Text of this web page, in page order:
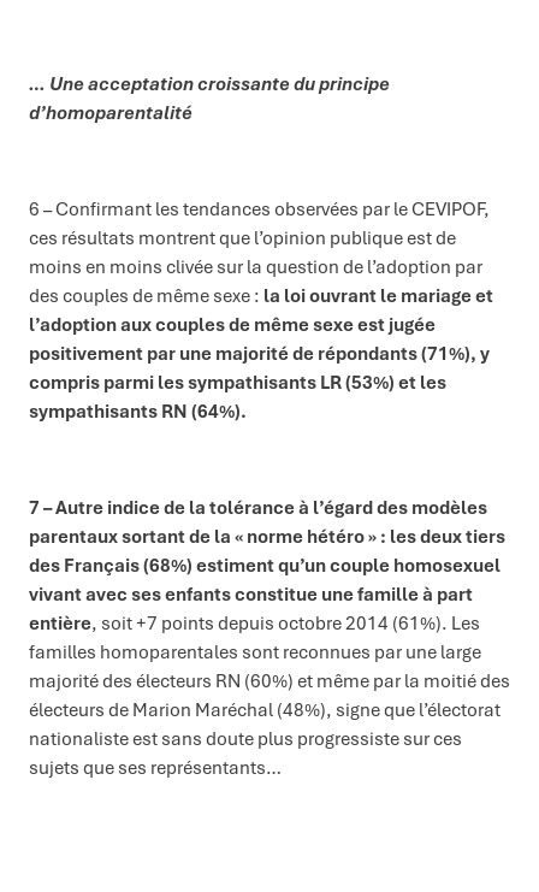
… Une acceptation croissante du principe
d’homoparentalité
6 – Confirmant les tendances observées par le CEVIPOF,
ces résultats montrent que l’opinion publique est de
moins en moins clivée sur la question de l’adoption par
des couples de même sexe : la loi ouvrant le mariage et
l’adoption aux couples de même sexe est jugée
positivement par une majorité de répondants (71%), y
compris parmi les sympathisants LR (53%) et les
sympathisants RN (64%).
7 – Autre indice de la tolérance à l’égard des modèles
parentaux sortant de la « norme hétéro » : les deux tiers
des Français (68%) estiment qu’un couple homosexuel
vivant avec ses enfants constitue une famille à part
entière, soit +7 points depuis octobre 2014 (61%). Les
familles homoparentales sont reconnues par une large
majorité des électeurs RN (60%) et même par la moitié des
électeurs de Marion Maréchal (48%), signe que l’électorat
nationaliste est sans doute plus progressiste sur ces
sujets que ses représentants…